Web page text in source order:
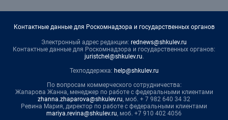
Контактные данные для Роскомнадзора и государственных органов
Электронный адрес редакции: rednews@shkulev.ru
Контактные данные для Роскомнадзора и государственных органов:
juristchel@shkulev.ru.
Техподдержка: help@shkulev.ru
По вопросам коммерческого сотрудничества:
Жапарова Жанна, менеджер по работе с федеральными клиентами
zhanna.zhaparova@shkulev.ru, моб. + 7 982 640 34 32
Ревина Мария, директор по работе с федеральными клиентами
mariya.revina@shkulev.ru, моб. +7 910 402 4056